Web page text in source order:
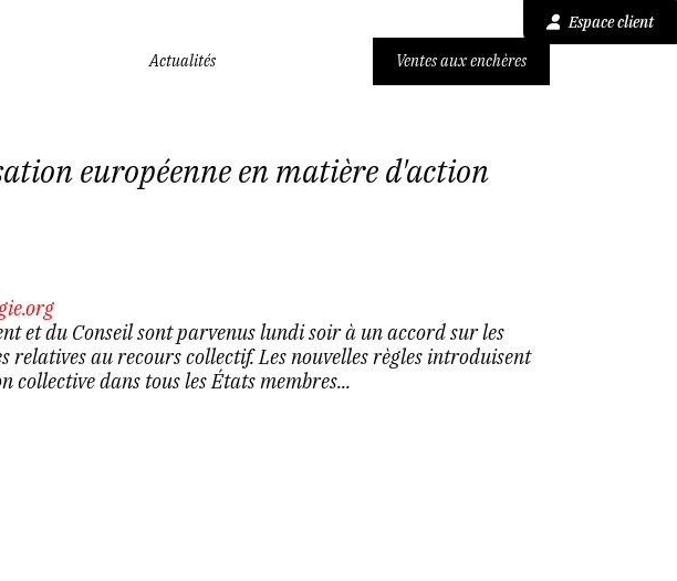
Espace client
Actualités Ventes aux enchères
européenne en matière d'action
et du Conseil sont parvenus lundi soir à un accord sur les
relatives au recours collectif. Les nouvelles règles introduisent
collective dans tous les États membres...